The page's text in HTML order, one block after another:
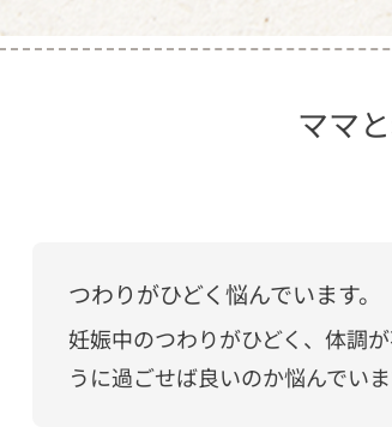
ママ
つわりがひどく悩んでいます。
妊娠中のつわりがひどく、体調
うに過ごせば良いのか悩んでいま